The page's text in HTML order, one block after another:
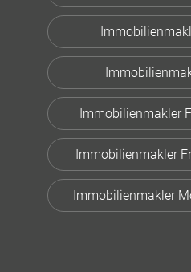
Immobilienmakler
Immobilienmakler
Immobilienmakler